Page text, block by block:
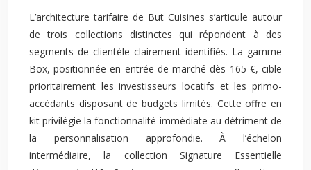
L’architecture tarifaire de But Cuisines s’articule autour
de trois collections distinctes qui répondent à des
segments de clientèle clairement identifiés. La gamme
Box, positionnée en entrée de marché dès 165 €, cible
prioritairement les investisseurs locatifs et les primo-
accédants disposant de budgets limités. Cette offre en
kit privilégie la fonctionnalité immédiate au détriment de
la personnalisation approfondie. À l’échelon
intermédiaire, la collection Signature Essentielle